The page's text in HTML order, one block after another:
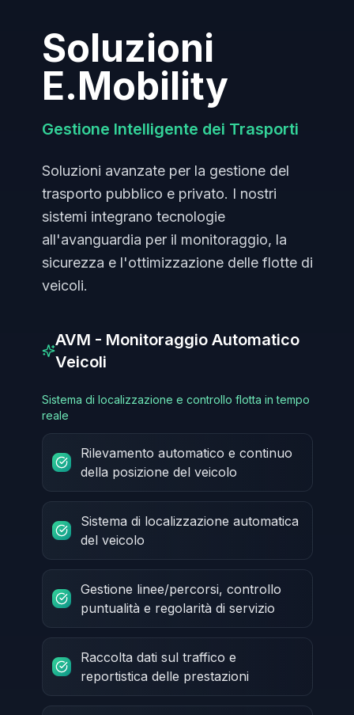
Soluzioni
E.Mobility
Gestione Intelligente dei Trasporti
Soluzioni avanzate per la gestione del
trasporto pubblico e privato. I nostri
sistemi integrano tecnologie
all'avanguardia per il monitoraggio, la
sicurezza e l'ottimizzazione delle flotte di
veicoli.
AVM - Monitoraggio Automatico
Veicoli
Sistema di localizzazione e controllo flotta in tempo
reale
Rilevamento automatico e continuo
della posizione del veicolo
Sistema di localizzazione automatica
del veicolo
Gestione linee/percorsi, controllo
puntualità e regolarità di servizio
Raccolta dati sul traffico e
reportistica delle prestazioni